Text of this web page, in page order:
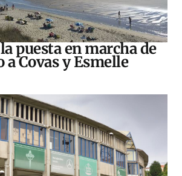
puesta en marcha de
Covas y Esmelle